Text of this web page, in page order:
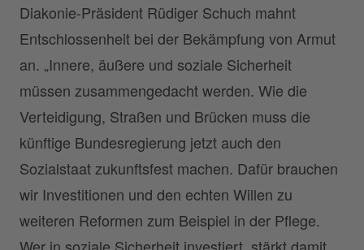
Diakonie-Präsident Rüdiger Schuch mahnt
Entschlossenheit bei der Bekämpfung von Armut
an. „Innere, äußere und soziale Sicherheit
müssen zusammengedacht werden. Wie die
Verteidigung, Straßen und Brücken muss die
künftige Bundesregierung jetzt auch den
Sozialstaat zukunftsfest machen. Dafür brauchen
wir Investitionen und den echten Willen zu
weiteren Reformen zum Beispiel in der Pflege.
Wer in soziale Sicherheit investiert, stärkt damit